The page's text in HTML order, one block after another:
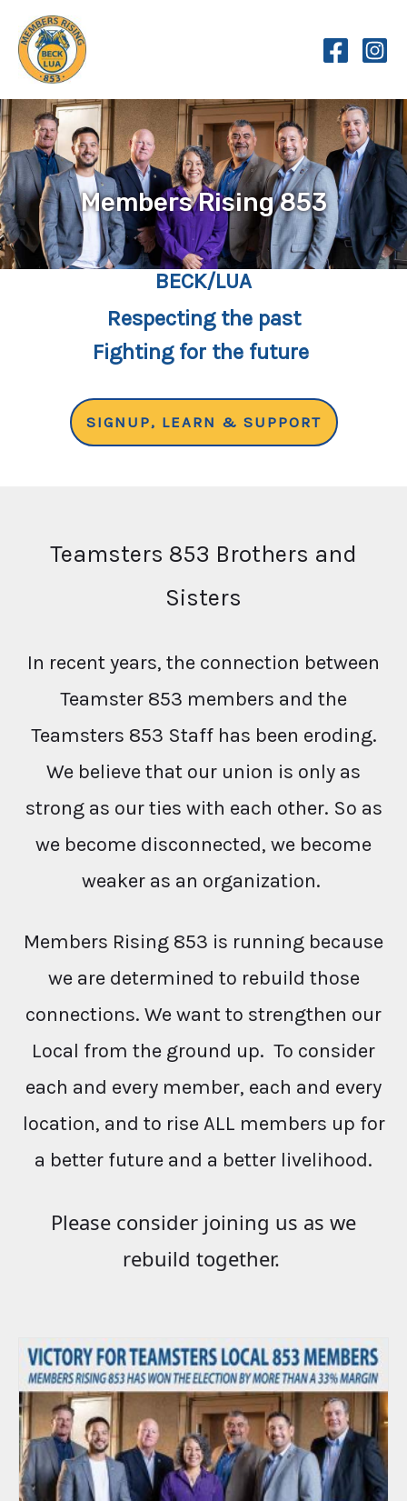
content
Members Rising 853
BECK/LUA
Respecting the past
Fighting for the future
SIGNUP, LEARN & SUPPORT
Teamsters 853 Brothers and
Sisters
In recent years, the connection between
Teamster 853 members and the
Teamsters 853 Staff has been eroding.
We believe that our union is only as
strong as our ties with each other. So as
we become disconnected, we become
weaker as an organization.
Members Rising 853 is running because
we are determined to rebuild those
connections. We want to strengthen our
Local from the ground up. To consider
each and every member, each and every
location, and to rise ALL members up for
a better future and a better livelihood.
Please consider joining us as we
rebuild together.